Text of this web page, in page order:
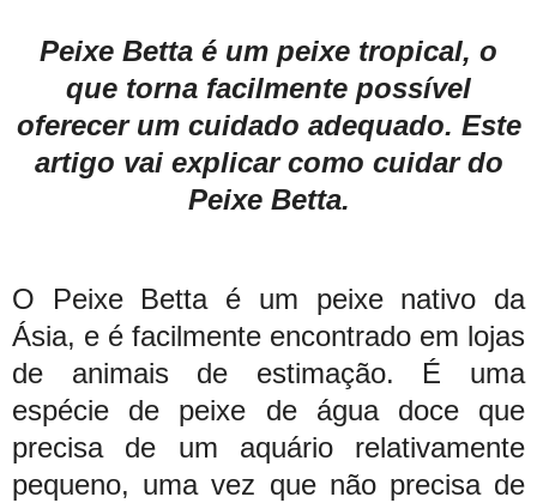
Peixe Betta é um peixe tropical, o
que torna facilmente possível
oferecer um cuidado adequado. Este
artigo vai explicar como cuidar do
Peixe Betta.
O Peixe Betta é um peixe nativo da
Ásia, e é facilmente encontrado em lojas
de animais de estimação. É uma
espécie de peixe de água doce que
precisa de um aquário relativamente
pequeno, uma vez que não precisa de